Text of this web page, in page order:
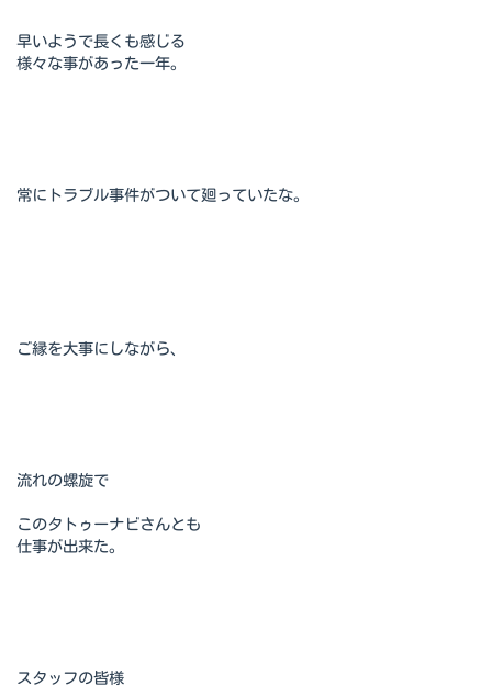
早いようで長くも感じる
様々な事があった一年。
常にトラブル事件がついて廻っていたな。
ご縁を大事にしながら、
流れの螺旋で
このタトゥーナビさんとも
仕事が出来た。
スタッフの皆様